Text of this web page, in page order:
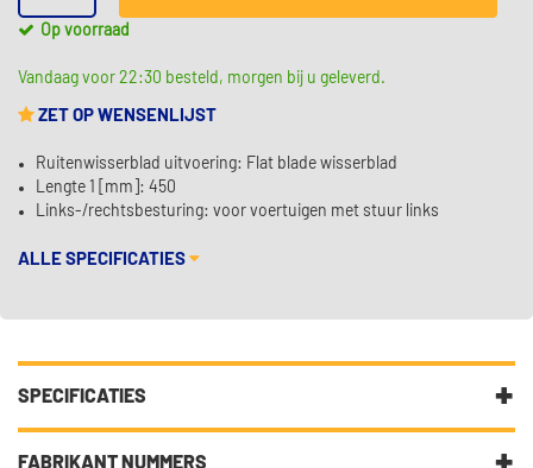
Op voorraad
Vandaag voor 22:30 besteld, morgen bij u geleverd.
ZET OP WENSENLIJST
Ruitenwisserblad uitvoering: Flat blade wisserblad
Lengte 1 [mm]: 450
Links-/rechtsbesturing: voor voertuigen met stuur links
ALLE SPECIFICATIES
SPECIFICATIES
Fabrikantcode
FABRIKANT NUMMERS